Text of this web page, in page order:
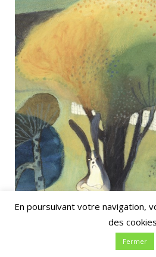
En poursuivant votre navigation,
des
Fermer